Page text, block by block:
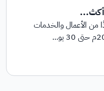
أكث...
من الأعمال والخدمات